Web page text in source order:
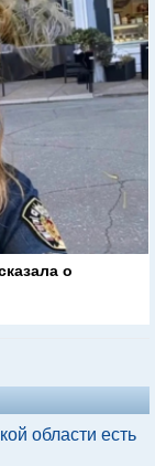
о
области есть